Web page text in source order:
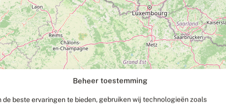
Beheer toestemming
de beste ervaringen te bieden, gebruiken wij technologieën zoals